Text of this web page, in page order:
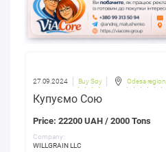
27.09.2024 Buy Soy Odesa region
Купуємо Сою
Price: 22200 UAH / 2000 Tons
Company:
WILLGRAIN LLC